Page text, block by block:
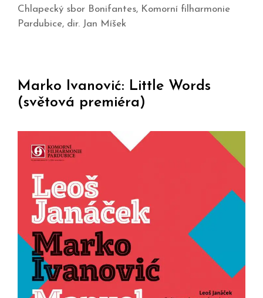
Chlapecký sbor Bonifantes, Komorní filharmonie
Pardubice, dir. Jan Míšek
Marko Ivanović: Little Words
(světová premiéra)